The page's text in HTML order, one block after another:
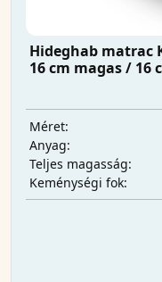
Hideghab matrac
16 cm magas / 16
Méret:
Anyag:
Teljes magasság:
Keménységi fok: